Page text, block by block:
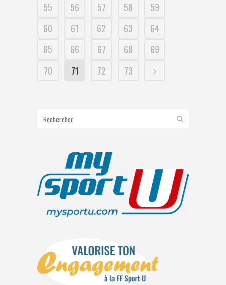
55
56 57 58
59
60
61 62 63
64
65
66 67 68
69
70
71 72 73